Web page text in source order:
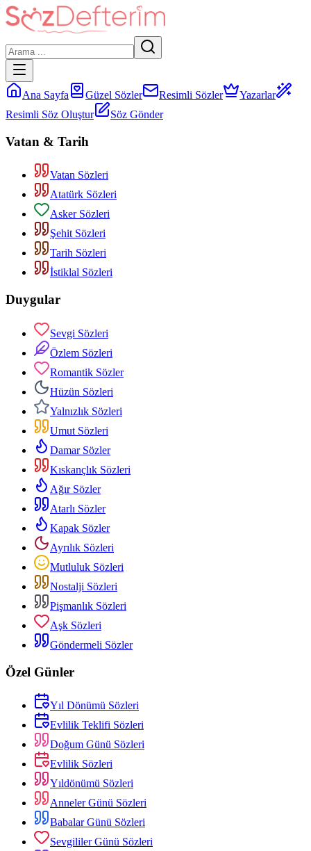
Ana Sayfa Güzel Sözler Resimli Sözler
Yazarlar
Resimli Söz Oluştur
Söz Gönder
Vatan & Tarih
Vatan Sözleri
Atatürk Sözleri
Asker Sözleri
Şehit Sözleri
Tarih Sözleri
İstiklal Sözleri
Duygular
Sevgi Sözleri
Özlem Sözleri
Romantik Sözler
Hüzün Sözleri
Yalnızlık Sözleri
Umut Sözleri
Damar Sözler
Kıskançlık Sözleri
Ağır Sözler
Atarlı Sözler
Kapak Sözler
Ayrılık Sözleri
Mutluluk Sözleri
Nostalji Sözleri
Pişmanlık Sözleri
Aşk Sözleri
Göndermeli Sözler
Özel Günler
Yıl Dönümü Sözleri
Evlilik Teklifi Sözleri
Doğum Günü Sözleri
Evlilik Sözleri
Yıldönümü Sözleri
Anneler Günü Sözleri
Babalar Günü Sözleri
Sevgililer Günü Sözleri